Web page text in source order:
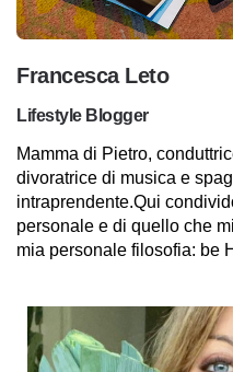
Francesca Leto
Lifestyle Blogger
Mamma di Pietro,
divoratrice di musica e
intraprendente.Qui
personale e di quello che
mia personale filosofia: be